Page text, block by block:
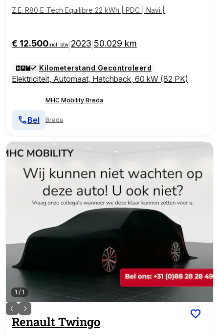
Z.E. R80 E-Tech Equilibre 22 kWh | PDC | Navi |
€ 12.500incl. btw 2023 50.029 km
Kilometerstand Gecontroleerd
Elektriciteit, Automaat, Hatchback, 60 kW (82 PK)
MHC Mobility Breda
Breda
Bel
1 / 1
Renault Twingo